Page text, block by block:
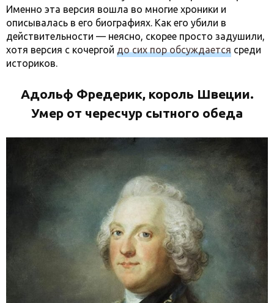
Именно эта версия вошла во многие хроники и
описывалась в его биографиях. Как его убили в
действительности — неясно, скорее просто задушили,
хотя версия с кочергой до сих пор обсуждается среди
историков.
Адольф Фредерик, король Швеции.
Умер от чересчур сытного обеда